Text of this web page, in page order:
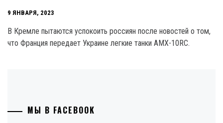
9 ЯНВАРЯ, 2023
В Кремле пытаются успокоить россиян после новостей о том,
что Франция передает Украине легкие танки AMX-10RC.
МЫ В FACEBOOK